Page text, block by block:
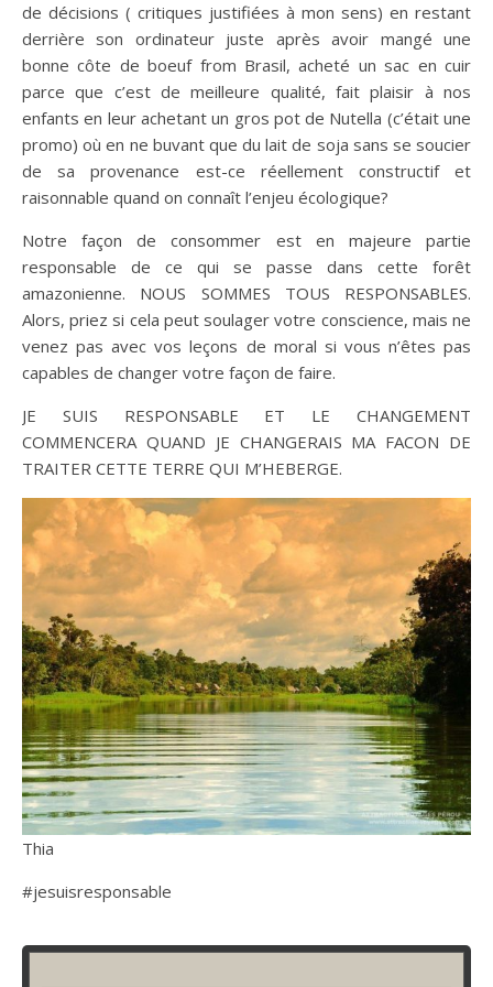
de décisions ( critiques justifiées à mon sens) en restant
derrière son ordinateur juste après avoir mangé une
bonne côte de boeuf from Brasil, acheté un sac en cuir
parce que c’est de meilleure qualité, fait plaisir à nos
enfants en leur achetant un gros pot de Nutella (c’était une
promo) où en ne buvant que du lait de soja sans se soucier
de sa provenance est-ce réellement constructif et
raisonnable quand on connaît l’enjeu écologique?
Notre façon de consommer est en majeure partie
responsable de ce qui se passe dans cette forêt
amazonienne. NOUS SOMMES TOUS RESPONSABLES.
Alors, priez si cela peut soulager votre conscience, mais ne
venez pas avec vos leçons de moral si vous n’êtes pas
capables de changer votre façon de faire.
JE SUIS RESPONSABLE ET LE CHANGEMENT
COMMENCERA QUAND JE CHANGERAIS MA FACON DE
TRAITER CETTE TERRE QUI M’HEBERGE.
Thia
#jesuisresponsable